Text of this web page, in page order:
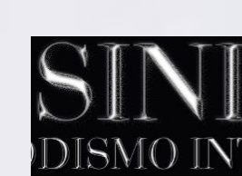
EL SINDICAL
Periodismo Inteligente